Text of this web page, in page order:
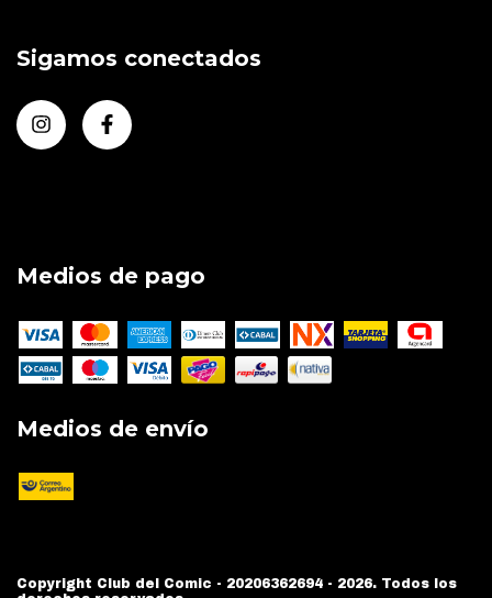
Sigamos conectados
Medios de pago
Medios de envío
Copyright Club del Comic - 20206362694 - 2026. Todos los